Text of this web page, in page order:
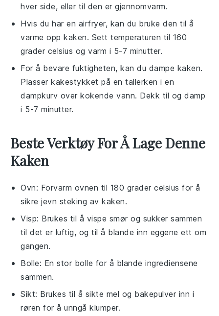
hver side, eller til den er gjennomvarm.
Hvis du har en airfryer, kan du bruke den til å
varme oppkaken. Sett temperaturen til 160
grader celsius og varm i 5-7 minutter.
For å bevare fuktigheten, kan du dampe kaken.
Plasserkakestykket på en tallerken i en
dampkurv over kokende vann. Dekk til og damp
i 5-7 minutter.
Beste Verktøy For Å Lage Denne
Kaken
Ovn: Forvarm ovnen til 180 grader celsius for å
sikre jevn steking av kaken.
Visp: Brukes til å vispe smør og sukker sammen
til det er luftig, og til å blande inn eggene ett om
gangen.
Bolle: En stor bolle for å blande ingrediensene
sammen.
Sikt: Brukes til å sikte mel og bakepulver inn i
røren for å unngå klumper.